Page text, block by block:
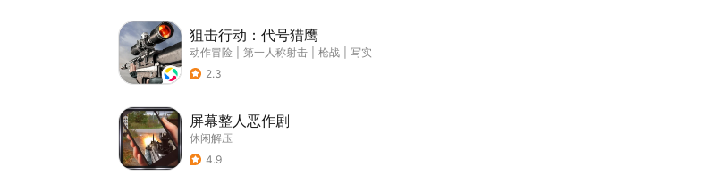
狙击行动：代号猎鹰
动作冒险 第一人称射击 枪战
写实
2.3
屏幕整人恶作剧
休闲解压
4.9